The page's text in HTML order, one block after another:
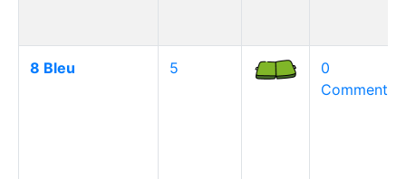
8 Bleu 5
0